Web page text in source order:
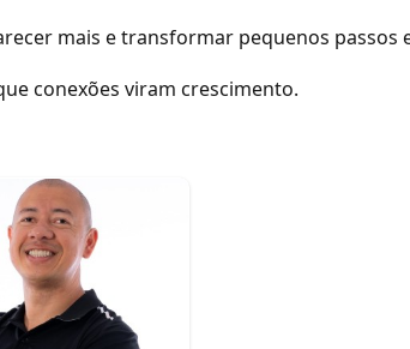
mais e transformar pequenos passos
conexões viram crescimento.